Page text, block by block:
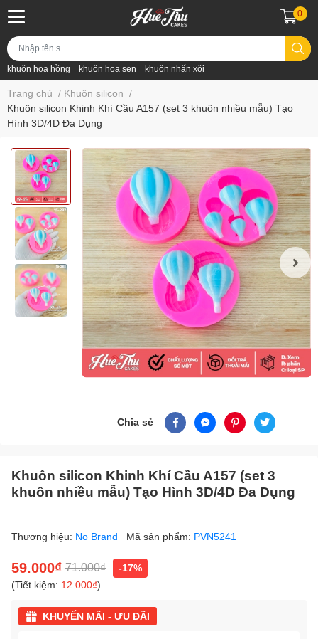
khuôn hoa hồng khuôn hoa sen khuôn nhấn xôi
0
Trang chủ / Khuôn silicon /
Khuôn silicon Khinh Khí Cầu A157 (set 3 khuôn nhiều mẫu) Tạo
Hình 3D/4D Đa Dụng
Chia sẻ
Khuôn silicon Khinh Khí Cầu A157 (set 3
khuôn nhiều mẫu) Tạo Hình 3D/4D Đa Dụng
Thương hiệu: No Brand Mã sản phẩm: PVN5241
59.000₫ 71.000₫
-17%
(Tiết kiệm: 12.000₫)
KHUYẾN MÃI - ƯU ĐÃI